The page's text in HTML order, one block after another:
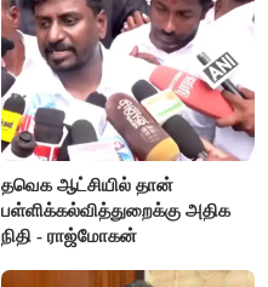
தவெக ஆட்சியில் தான்
பள்ளிக்கல்வித்துறைக்கு அதிக
நிதி - ராஜ்மோகன்